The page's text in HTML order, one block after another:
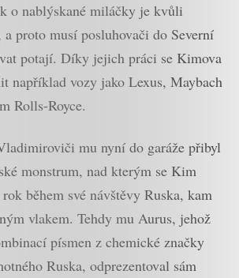
o nablýskané miláčky je kvůli
a proto musí posluhovači do Severní
potají. Díky jejich práci se Kimova
například vozy jako Lexus, Maybach
Rolls-Royce.
mu nyní do garáže přibyl
monstrum, nad kterým se Kim
během své návštěvy Ruska, kam
vlakem. Tehdy mu Aurus, jehož
písmen z chemické značky
Ruska, odprezentoval sám